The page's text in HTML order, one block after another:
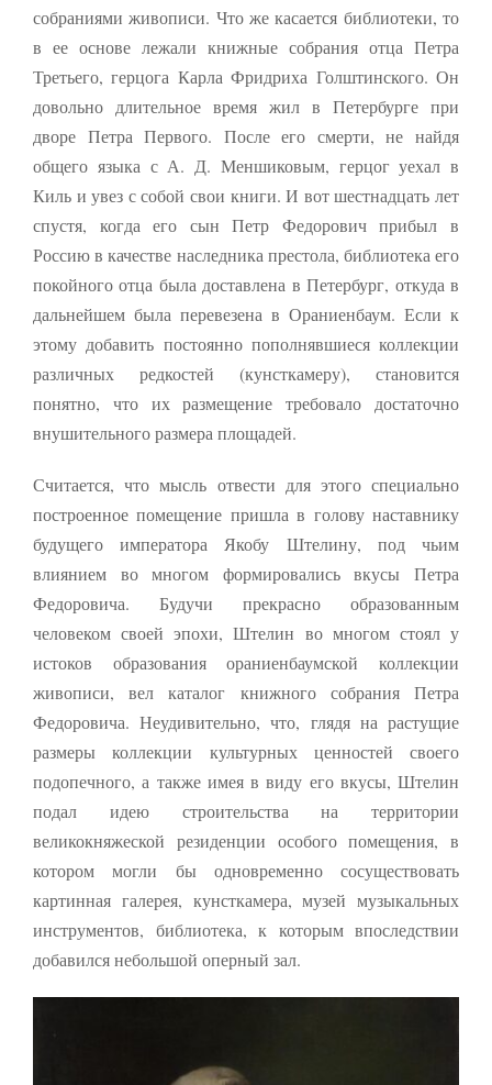
собраниями живописи. Что же касается библиотеки, то
в ее основе лежали книжные собрания отца Петра
Третьего, герцога Карла Фридриха Голштинского. Он
довольно длительное время жил в Пе­тербурге при
дворе Петра Первого. После его смерти, не найдя
общего языка с А. Д. Меншиковым, гер­цог уехал в
Киль и увез с собой свои книги. И вот шестнадцать лет
спустя, ког­да его сын Петр Федорович прибыл в
Россию в качестве наследника престола, библио­тека его
покойного отца была доставлена в Петербург, откуда в
дальнейшем была перевезена в Ораниенбаум. Если к
этому добавить постоянно пополнявшиеся коллекции
различных редкостей (кунсткамеру), становится
понятно, что их размещение требовало достаточно
внушительного размера площадей.
Считается, что мысль отвести для этого специально
построенное помещение пришла в голову наставнику
будущего императора Якобу Штелину, под чьим
влиянием во многом формировались вкусы Петра
Федоровича. Будучи прекрасно образованным
человеком своей эпохи, Штелин во многом стоял у
истоков образования ораниенбаумской коллекции
живописи, вел каталог книжного собрания Петра
Федоровича. Неудивительно, что, глядя на растущие
размеры коллекции культурных ценностей своего
подопечного, а также имея в виду его вкусы, Штелин
подал идею строительства на территории
великокняжеской резиденции особого помещения, в
котором могли бы одновременно сосуществовать
картинная галерея, кунсткамера, музей музыкальных
инструментов, библиотека, к которым впоследствии
добавился небольшой оперный зал.